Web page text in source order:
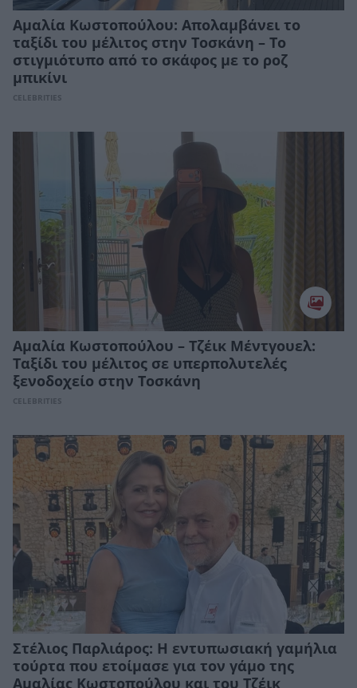
Αμαλία Κωστοπούλου: Απολαμβάνει το
ταξίδι του μέλιτος στην Τοσκάνη – Το
στιγμιότυπο από το σκάφος με το ροζ
μπικίνι
CELEBRITIES
Αμαλία Κωστοπούλου – Τζέικ Μέντγουελ:
Ταξίδι του μέλιτος σε υπερπολυτελές
ξενοδοχείο στην Τοσκάνη
CELEBRITIES
Στέλιος Παρλιάρος: Η εντυπωσιακή γαμήλια
τούρτα που ετοίμασε για τον γάμο της
Αμαλίας Κωστοπούλου και του Τζέικ